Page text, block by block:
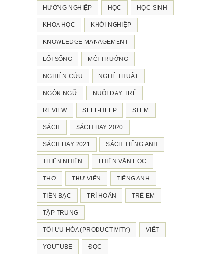
HƯỚNG NGHIỆP HỌC HỌC SINH
KHOA HỌC KHỞI NGHIỆP
KNOWLEDGE MANAGEMENT
LỐI SỐNG MÔI TRƯỜNG
NGHIÊN CỨU NGHỆ THUẬT
NGÔN NGỮ NUÔI DẠY TRẺ
REVIEW SELF-HELP STEM
SÁCH SÁCH HAY 2020
SÁCH HAY 2021 SÁCH TIẾNG ANH
THIÊN NHIÊN THIÊN VĂN HỌC
THƠ THƯ VIỆN TIẾNG ANH
TIỀN BẠC TRÌ HOÃN TRẺ EM
TẬP TRUNG
TỐI ƯU HÓA (PRODUCTIVITY) VIẾT
YOUTUBE ĐỌC